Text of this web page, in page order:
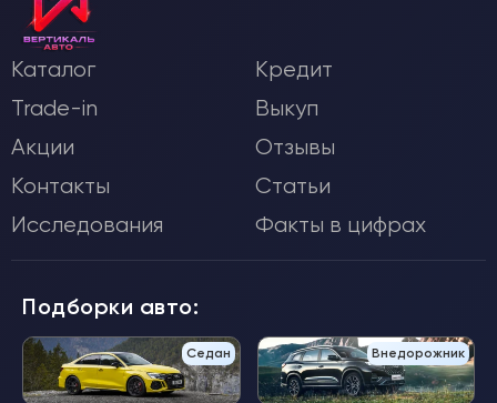
Каталог
Кредит
Trade-in
Выкуп
Акции
Отзывы
Контакты
Статьи
Исследования
Факты в цифрах
Подборки авто:
Седан Внедорожник